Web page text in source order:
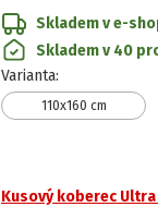
Skladem v e-
Skladem v 40
Varianta:
110x160 cm
Kusový koberec